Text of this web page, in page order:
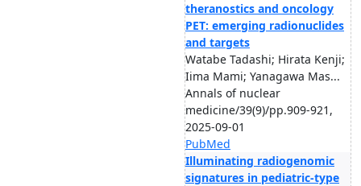
theranostics and oncology
PET: emerging radionuclides
and targets
Watabe Tadashi; Hirata Kenji;
Iima Mami; Yanagawa Mas...
Annals of nuclear
medicine/39(9)/pp.909-921,
2025-09-01
PubMed
Illuminating radiogenomic
signatures in pediatric-type